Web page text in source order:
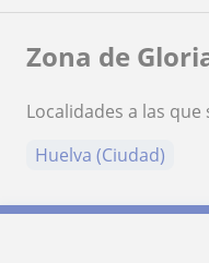
Zona de
Localidades a las
Huelva (Ciudad)